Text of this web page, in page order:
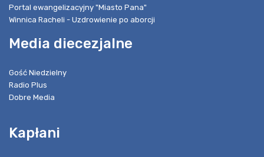
Portal ewangelizacyjny "Miasto Pana"
Winnica Racheli - Uzdrowienie po aborcji
Media diecezjalne
Gość Niedzielny
Radio Plus
Dobre Media
Kapłani